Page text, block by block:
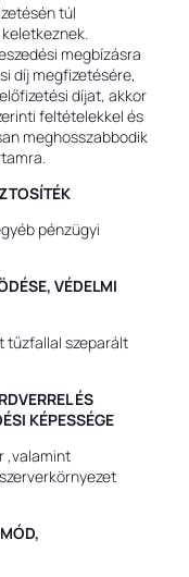
túl
megbízásra
díj megfizetésére,
díjat, akkor
feltételekkel és
meghosszabbodik
pénzügyi
VÉDELMI
tűzfallal szeparált
ÉS
KÉPESSÉGE
,valamint